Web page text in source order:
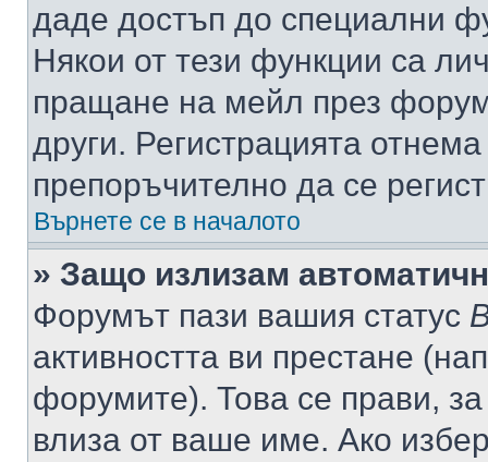
даде достъп до специални
Някои от тези функции са
пращане на мейл през
други. Регистрацията
препоръчително да се
Върнете се в началото
» Защо излизам
Форумът пази вашия статус
активността ви престане
форумите). Това се прави,
влиза от ваше име. Ако